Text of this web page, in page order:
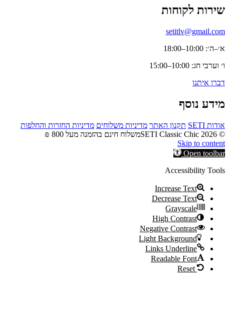
שירות לקוחות
setitlv@gmail.com
א׳–ה׳: 10:00–18:00
ו׳ וערבי חג: 10:00–15:00
דברו איתנו
מידע נוסף
אודות SETI תקנון האתר מדיניות משלוחים מדיניות החזרות והחלפות
© 2026 SETI Classic Chic
משלוח חינם בהזמנה מעל 800 ₪
Skip to content
Open toolbar
Accessibility Tools
Increase Text
Decrease Text
Grayscale
High Contrast
Negative Contrast
Light Background
Links Underline
Readable Font
Reset